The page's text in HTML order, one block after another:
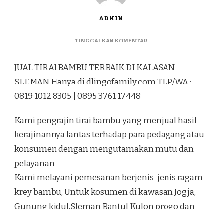
ADMIN
TINGGALKAN KOMENTARPADA
BAMBU
TERBAIK
DI
JUAL TIRAI BAMBU TERBAIK DI KALASAN
SLEMAN Hanya di dlingofamily.com TLP/WA :
0819 1012 8305 | 0895 3761 17448
Kami pengrajin tirai bambu yang menjual hasil
kerajinannya lantas terhadap para pedagang atau
konsumen dengan mengutamakan mutu dan
pelayanan
Kami melayani pemesanan berjenis-jenis ragam
krey bambu, Untuk kosumen di kawasan Jogja,
Gunung kidul,Sleman Bantul Kulon progo dan